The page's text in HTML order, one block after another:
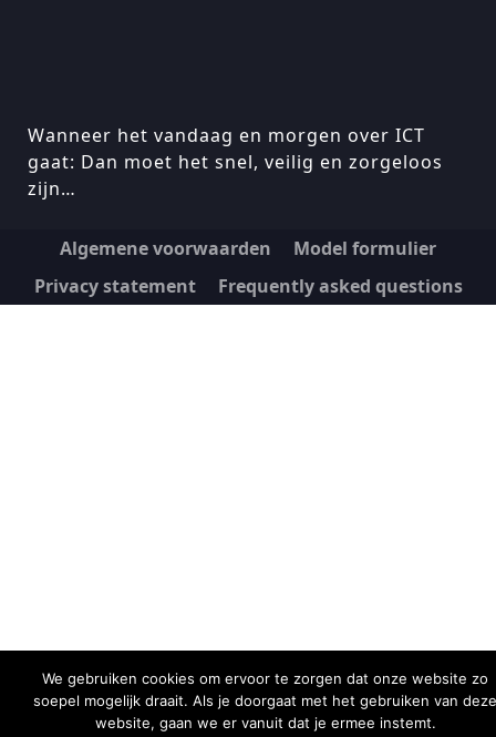
Wanneer het vandaag en morgen over ICT
gaat: Dan moet het snel, veilig en zorgeloos
zijn…
Algemene voorwaarden
Model formulier
Privacy statement
Frequently asked questions
We gebruiken cookies om ervoor te zorgen dat onze website zo
soepel mogelijk draait. Als je doorgaat met het gebruiken van deze
website, gaan we er vanuit dat je ermee instemt.